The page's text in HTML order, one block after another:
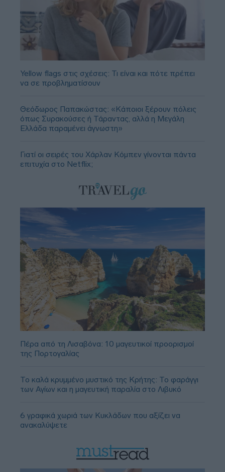
Yellow flags στις σχέσεις: Τι είναι και πότε πρέπει
να σε προβληματίσουν
Θεόδωρος Παπακώστας: «Κάποιοι ξέρουν πόλεις
όπως Συρακούσες ή Τάραντας, αλλά η Μεγάλη
Ελλάδα παραμένει άγνωστη»
Γιατί οι σειρές του Χάρλαν Κόμπεν γίνονται πάντα
επιτυχία στο Netflix;
Πέρα από τη Λισαβόνα: 10 μαγευτικοί προορισμοί
της Πορτογαλίας
Το καλά κρυμμένο μυστικό της Κρήτης: Το φαράγγι
των Αγίων και η μαγευτική παραλία στο Λιβυκό
6 γραφικά χωριά των Κυκλάδων που αξίζει να
ανακαλύψετε